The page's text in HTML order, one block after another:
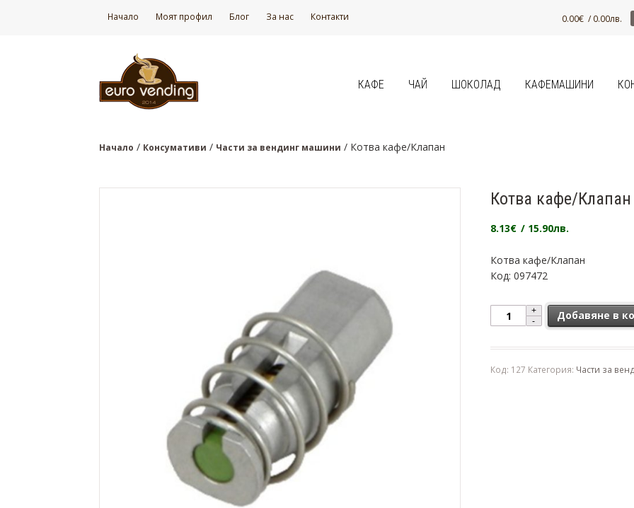
Начало Моят профил Блог За нас Контакти 0.00€ / 0.00лв.
КАФЕ ЧАЙ ШОКОЛАД КАФЕМАШИНИ
Начало / Консумативи / Части за вендинг машини / Котва кафе/Клапан
Котва кафе/Клапан
8.13€ / 15.90лв.
Котва кафе/Клапан
Код: 097472
количество за Котва кафе/
Добавяне в
Код: 127 Категория: Части за